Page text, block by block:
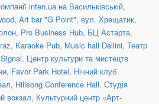
inten.ua на Васильківській,
, Art bar "G Point", вул. Хрещатик,
, Pro Business Hub, БЦ Астарта,
, Karaoke Pub, Music hall Dellini, Театр
, Центр культури та мистецтв
, Favor Park Hotel, Нічний клуб
, Hillsong Conference Hall, Студія
вокзал, Культурний центр «Арт-